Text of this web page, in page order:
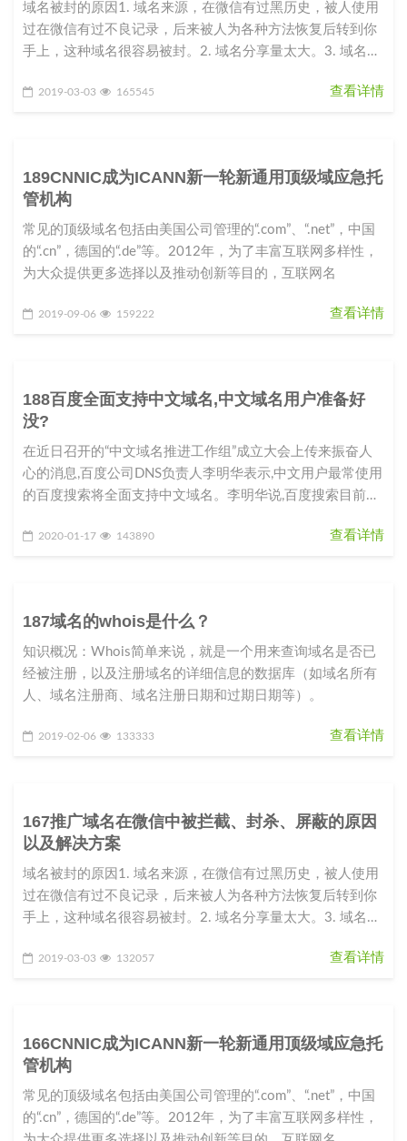
域名被封的原因1. 域名来源，在微信有过黑历史，被人使用
过在微信有过不良记录，后来被人为各种方法恢复后转到你
手上，这种域名很容易被封。2. 域名分享量太大。3. 域名指
2019-03-03 165545 查看详情
189CNNIC成为ICANN新一轮新通用顶级域应急托
管机构
常见的顶级域名包括由美国公司管理的“.com”、“.net”，中国
的“.cn”，德国的“.de”等。2012年，为了丰富互联网多样性，
为大众提供更多选择以及推动创新等目的，互联网名
2019-09-06 159222 查看详情
188百度全面支持中文域名,中文域名用户准备好
没?
在近日召开的“中文域名推进工作组”成立大会上传来振奋人
心的消息,百度公司DNS负责人李明华表示,中文用户最常使用
的百度搜索将全面支持中文域名。李明华说,百度搜索目前已
2020-01-17 143890 查看详情
187域名的whois是什么？
知识概况：Whois简单来说，就是一个用来查询域名是否已
经被注册，以及注册域名的详细信息的数据库（如域名所有
人、域名注册商、域名注册日期和过期日期等）。
2019-02-06 133333 查看详情
167推广域名在微信中被拦截、封杀、屏蔽的原因
以及解决方案
域名被封的原因1. 域名来源，在微信有过黑历史，被人使用
过在微信有过不良记录，后来被人为各种方法恢复后转到你
手上，这种域名很容易被封。2. 域名分享量太大。3. 域名指
2019-03-03 132057 查看详情
166CNNIC成为ICANN新一轮新通用顶级域应急托
管机构
常见的顶级域名包括由美国公司管理的“.com”、“.net”，中国
的“.cn”，德国的“.de”等。2012年，为了丰富互联网多样性，